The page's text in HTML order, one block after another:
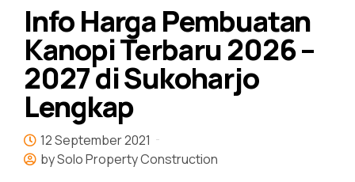
Info Harga Pembuatan
Kanopi Terbaru 2026 –
2027 di Sukoharjo
Lengkap
12 September 2021
by Solo Property Construction